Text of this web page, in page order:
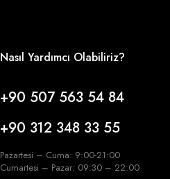
Nasıl Yardımcı Olabiliriz?
+90 507 563 54 84
+90 312 348 33 55
Pazartesi – Cuma: 9:00-21:00
Cumartesi – Pazar: 09:30 – 22:00